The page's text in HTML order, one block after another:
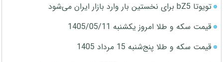
تویوتا bZ5 برای نخستین بار وارد بازار ایران می‌شود
قیمت سکه و طلا امروز یکشنبه 1405/05/11
قیمت سکه و طلا پنج‌شنبه 15 مرداد 1405